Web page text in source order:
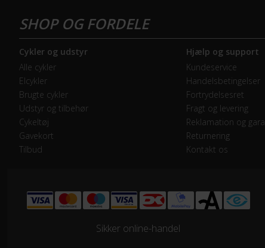
Bagskifter
Drivlinje
Frontklinger 1x
Geargruppe
Kassette
Cykler og udstyr
Alle cykler
Elcykler
Brugte cykler
Udstyr og tilbehør
Cykeltøj
Gavekort
Tilbud
Hjælp og support
Kundeservice
Handelsbetingelser
Fortrydelsesret
Fragt og levering
Reklamation og
Returnering
Kontakt os
Sikker online-handel